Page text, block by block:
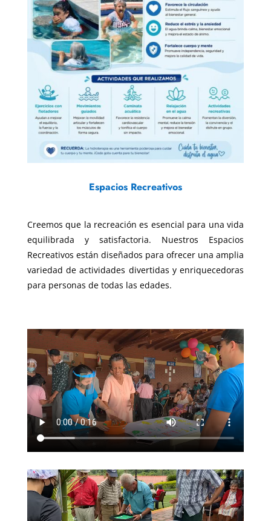
Espacios Recreativos
Creemos que la recreación es esencial para una vida
equilibrada y satisfactoria. Nuestros Espacios
Recreativos están diseñados para ofrecer una amplia
variedad de actividades divertidas y enriquecedoras
para personas de todas las edades.